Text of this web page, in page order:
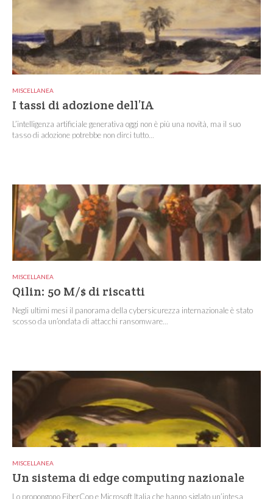
MISCELLANEA
I tassi di adozione dell’IA
L’intelligenza artificiale generativa oggi non è più una novità, ma il suo
tasso di adozione potrebbe non dirci tutto...
MISCELLANEA
Qilin: 50 M/$ di riscatti
Negli ultimi mesi il panorama della cybersicurezza internazionale è stato
scosso da un’ondata di attacchi ransomware...
MISCELLANEA
Un sistema di edge computing nazionale
Lo propongono FiberCop e Microsoft Italia che hanno siglato un’intesa